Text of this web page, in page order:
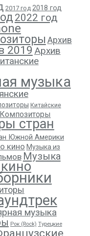
2017 год 2018 год
2022 год
Архив
2019 Архив
музыка
Китайские
Композиторы
стран
Южной Америки
кино Музыка из
Музыка
музыка
Рок (Rock) Турецкие